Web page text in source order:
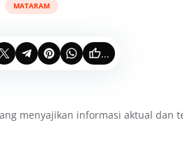
MATARAM
...
menyajikan informasi aktual dan